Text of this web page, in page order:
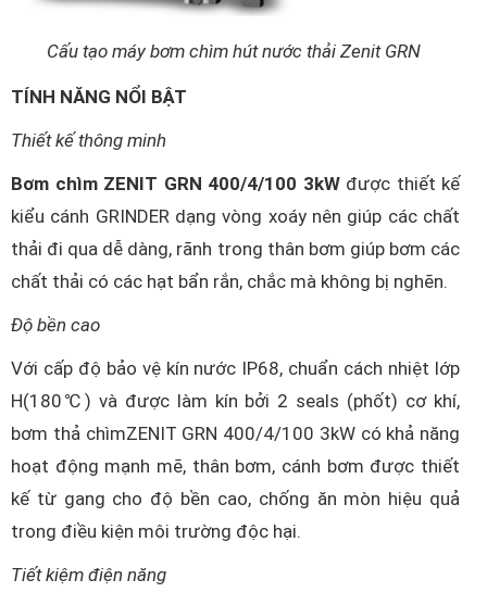
Cấu tạo máy bơm chìm hút nước thải Zenit GRN
TÍNH NĂNG NỔI BẬT
Thiết kế thông minh
Bơm chìm ZENIT GRN 400/4/100 3kWđược thiết kế
kiểu cánh GRINDER dạng vòng xoáy nên giúp các chất
thải đi qua dễ dàng, rãnh trong thân bơm giúp bơm các
chất thải có các hạt bẩn rắn, chắc mà không bị nghẽn.
Độ bền cao
Với cấp độ bảo vệ kín nước IP68, chuẩn cách nhiệt lớp
H(180℃) và được làm kín bởi 2 seals (phốt) cơ khí,
bơm thả chìmZENIT GRN 400/4/100 3kW có khả năng
hoạt động mạnh mẽ, thân bơm, cánh bơm được thiết
kế từ gang cho độ bền cao, chống ăn mòn hiệu quả
trong điều kiện môi trường độc hại.
Tiết kiệm điện năng